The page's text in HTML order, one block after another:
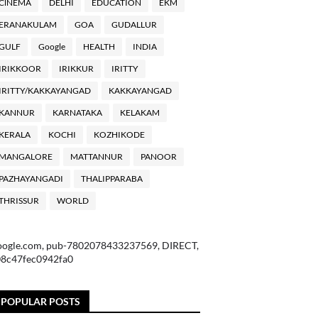
DELHI EDUCATION EKM
GOA GUDALLUR
Google HEALTH INDIA
IRIKKUR IRITTY
KAKKAYANGAD KAKKAYANGAD
KARNATAKA KELAKAM
KOCHI KOZHIKODE
MATTANNUR PANOOR
THALIPPARABA
WORLD
pub-7802078433237569, DIRECT,
POPULAR POSTS